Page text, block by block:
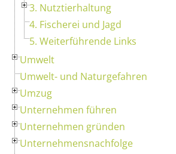
3. Nutztierhaltung
4. Fischerei und Jagd
5. Weiterführende Links
Umwelt
Umwelt- und Naturgefahren
Umzug
Unternehmen führen
Unternehmen gründen
Unternehmensnachfolge